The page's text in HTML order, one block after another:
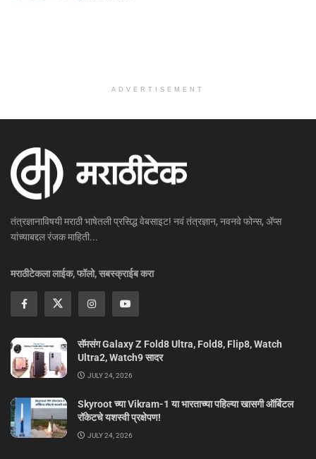
ADVERTISEMENT
तंत्रज्ञानाविषयी मराठी भाषेतली प्रसिद्ध वेबसाइट! नवं तंत्रज्ञान, नवनवे फोन्स, ॲप्स
यांच्याबद्दल रंजक माहिती...
मराठीटेकला लाईक, फॉलो, सबस्क्राईब करा
सॅमसंग Galaxy Z Fold8 Ultra, Fold8, Flip8, Watch
Ultra2, Watch9 सादर
JULY 24, 2026
Skyroot च्या Vikram-1 या भारताच्या पहिल्या खासगी ऑर्बिटल
रॉकेटचे यशस्वी प्रक्षेपण!
JULY 24, 2026